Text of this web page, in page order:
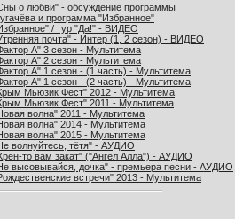
о любви" - обсуждение программы
и программа "Избранное"
/ тур "Да!" - ВИДЕО
почта" - Интер (1, 2 сезон) - ВИДЕО
А" 3 сезон - Мультитема
А" 2 сезон - Мультитема
А" 1 сезон - (1 часть) - Мультитема
А" 1 сезон - (2 часть) - Мультитема
Мьюзик Фест" 2012 - Мультитема
Мьюзик Фест" 2011 - Мультитема
волна" 2011 - Мультитема
волна" 2014 - Мультитема
волна" 2015 - Мультитема
волнуйтесь, тётя" - АУДИО
то вам закат" ("Ангел Алла") - АУДИО
высовывайся, дочка" - премьера песни - АУДИО
встречи" 2013 - Мультитема